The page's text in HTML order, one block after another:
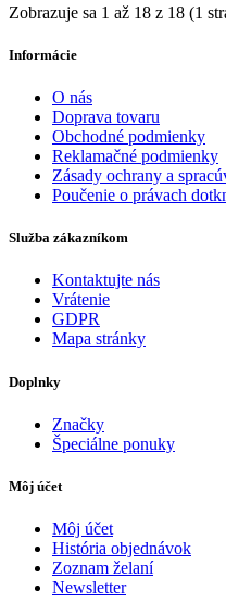
Zobrazuje sa 1 až 18 z 18 (1
Informácie
O nás
Doprava tovaru
Obchodné podmienky
Reklamačné podmienky
Zásady ochrany a
Poučenie o právach
Služba zákazníkom
Kontaktujte nás
Vrátenie
GDPR
Mapa stránky
Doplnky
Značky
Špeciálne ponuky
Môj účet
Môj účet
História objednávok
Zoznam želaní
Newsletter